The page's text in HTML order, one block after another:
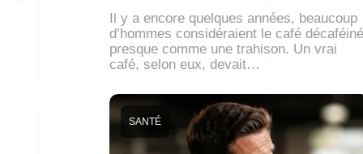
Il y a encore quelques années, beaucoup
d’hommes considéraient le café décaféiné
presque comme une trahison. Un vrai
café, selon eux, devait…
SANTÉ